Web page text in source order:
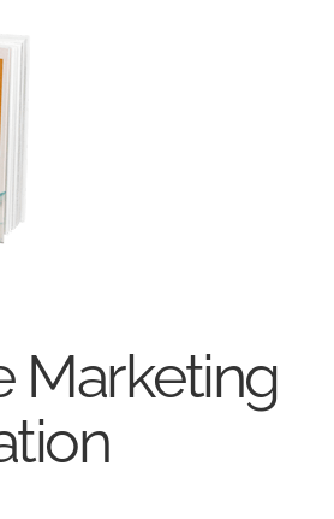
Marketing